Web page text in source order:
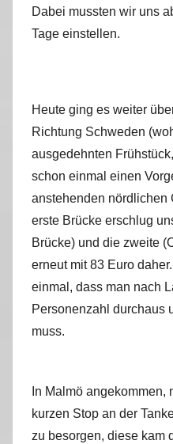
Dabei mussten wir uns
Tage einstellen.
Heute ging es weiter
Richtung Schweden
ausgedehnten
schon einmal einen
anstehenden nördlichen
erste Brücke erschlug
Brücke) und die zweite
erneut mit 83 Euro
einmal, dass man nach
Personenzahl durchaus
muss.
In Malmö
kurzen Stop an der
zu besorgen, diese kam